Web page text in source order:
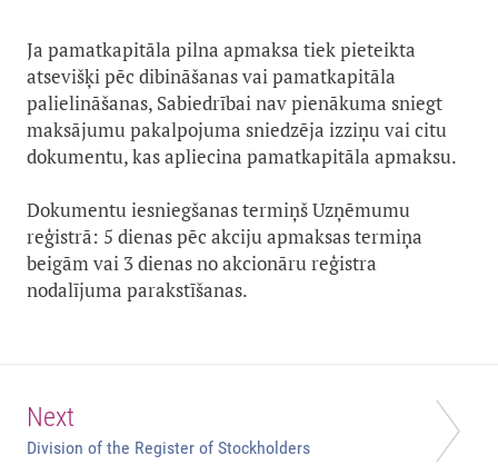
Ja pamatkapitāla pilna apmaksa tiek pieteikta
atsevišķi pēc dibināšanas vai pamatkapitāla
palielināšanas, Sabiedrībai nav pienākuma sniegt
maksājumu pakalpojuma sniedzēja izziņu vai citu
dokumentu, kas apliecina pamatkapitāla apmaksu.
Dokumentu iesniegšanas termiņš Uzņēmumu
reģistrā: 5 dienas pēc akciju apmaksas termiņa
beigām vai 3 dienas no akcionāru reģistra
nodalījuma parakstīšanas.
Next
Division of the Register of Stockholders